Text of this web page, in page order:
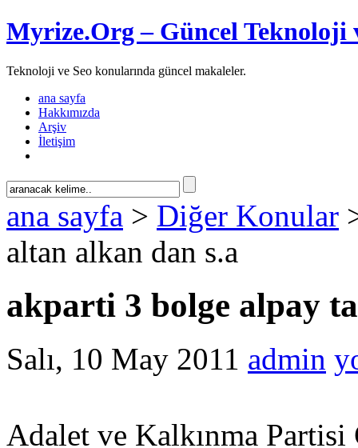
Myrize.Org – Güncel Teknoloji
Teknoloji ve Seo konularında güncel makaleler.
ana sayfa
Hakkımızda
Arşiv
İletişim
ana sayfa > Diğer Konular
altan alkan dan s.a
akparti 3 bolge alpay
Salı, 10 May 2011 admin
Adalet ve Kalkınma Partisi